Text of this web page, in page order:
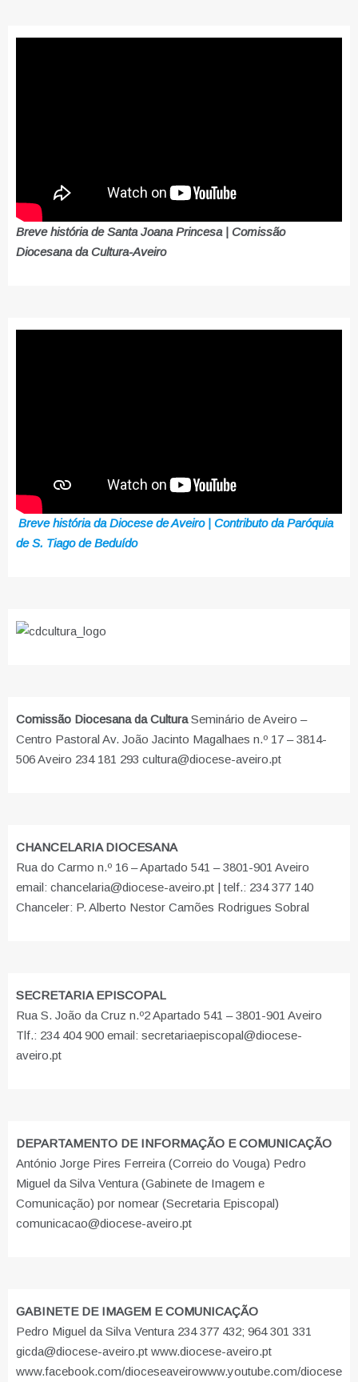
Breve história de Santa Joana Princesa | Comissão
Diocesana da Cultura-Aveiro
Breve história da Diocese de Aveiro | Contributo da Paróquia
de S. Tiago de Beduído
Comissão Diocesana da CulturaSeminário de Aveiro –
Centro Pastoral Av. João Jacinto Magalhaes n.º 17 – 3814-
506 Aveiro 234 181 293 cultura@diocese-aveiro.pt
CHANCELARIA DIOCESANA
Rua do Carmo n.º 16 – Apartado 541 – 3801-901 Aveiro
email: chancelaria@diocese-aveiro.pt | telf.: 234 377 140
Chanceler: P. Alberto Nestor Camões Rodrigues Sobral
SECRETARIA EPISCOPAL
Rua S. João da Cruz n.º2 Apartado 541 – 3801-901 Aveiro
Tlf.: 234 404 900 email: secretariaepiscopal@diocese-
aveiro.pt
DEPARTAMENTO DE INFORMAÇÃO E COMUNICAÇÃO
António Jorge Pires Ferreira (Correio do Vouga) Pedro
Miguel da Silva Ventura (Gabinete de Imagem e
Comunicação) por nomear (Secretaria Episcopal)
comunicacao@diocese-aveiro.pt
GABINETE DE IMAGEM E COMUNICAÇÃO
Pedro Miguel da Silva Ventura 234 377 432; 964 301 331
gicda@diocese-aveiro.pt www.diocese-aveiro.pt
www.facebook.com/dioceseaveirowww.youtube.com/diocese